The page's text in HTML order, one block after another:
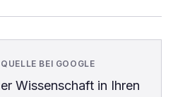
BEI GOOGLE
Wissenschaftin Ihren